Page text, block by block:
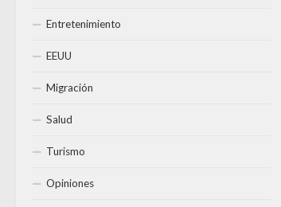
Entretenimiento
EEUU
Migración
Salud
Turismo
Opiniones